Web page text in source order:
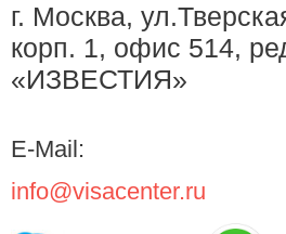
г. Москва,
корп. 1, офис 514,
«ИЗВЕСТИЯ»
E-Mail:
info@visacenter.ru